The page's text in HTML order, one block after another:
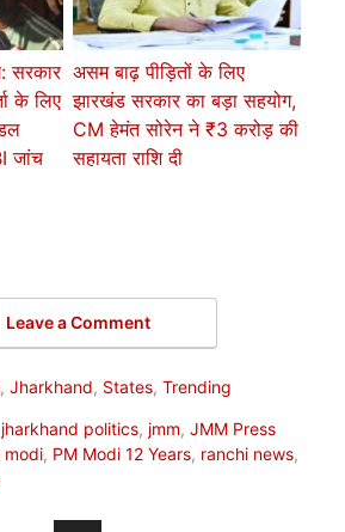
सरकार
के लिए
जांच
असम बाढ़ पीड़ितों के लिए
झारखंड सरकार का बड़ा सहयोग,
CM हेमंत सोरेन ने ₹3 करोड़ की
सहायता राशि दी
Leave a Comment
, Jharkhand, States, Trending
jharkhand politics, jmm, JMM Press
modi, PM Modi 12 Years, ranchi news,